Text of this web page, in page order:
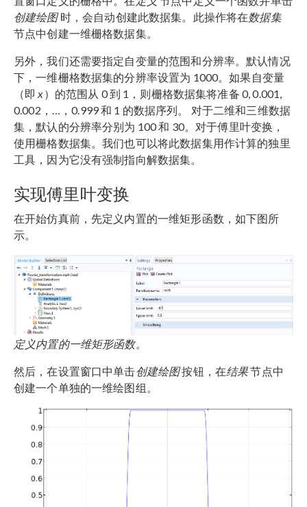
创建绘图时，会自动创建此数据集。此操作将在数据集
节点中创建一维栅格数据集。
另外，我们还需要指定自变量的范围和分辨率。默认情况
下，一维栅格数据集的分辨率设置为 1000。如果自变量
（即 x）的范围从 0 到 1，则栅格数据集将准备 0, 0.001,
0.002，…，0.999 和 1 的数据序列。 对于二维和三维数据
集，默认的分辨率分别为 100 和 30。对于傅里叶变换，
使用栅格数据集。我们也可以将此数据集用作计算的独里
工具，因为它没有强制指向解数据集。
实现傅里叶变换
在开始仿真前，先定义内置的一维矩形函数，如下图所
示。
定义内置的一维矩形函数。
然后，在设置窗口中单击创建绘图按钮，在结果节点中
创建一个单独的一维绘图组。